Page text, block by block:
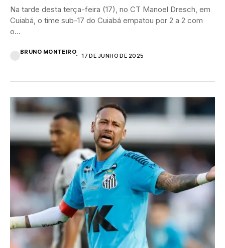
Na tarde desta terça-feira (17), no CT Manoel Dresch, em
Cuiabá, o time sub-17 do Cuiabá empatou por 2 a 2 com
o...
BRUNO MONTEIRO
17 DE JUNHO DE 2025